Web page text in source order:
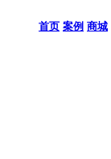
首页 案例 商城